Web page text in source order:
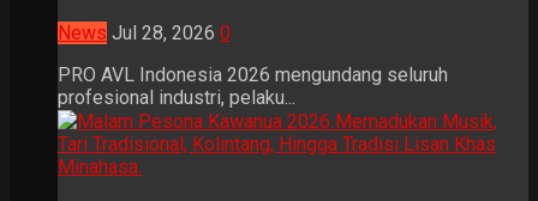
News Jul 28, 2026 0
PRO AVL Indonesia 2026 mengundang seluruh
profesional industri, pelaku...